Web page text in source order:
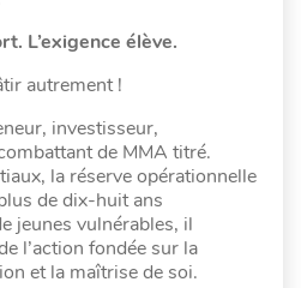
L’exigence élève.
autrement !
investisseur,
de MMA titré.
la réserve opérationnelle
de dix-huit ans
jeunes vulnérables, il
l’action fondée sur la
et la maîtrise de soi.